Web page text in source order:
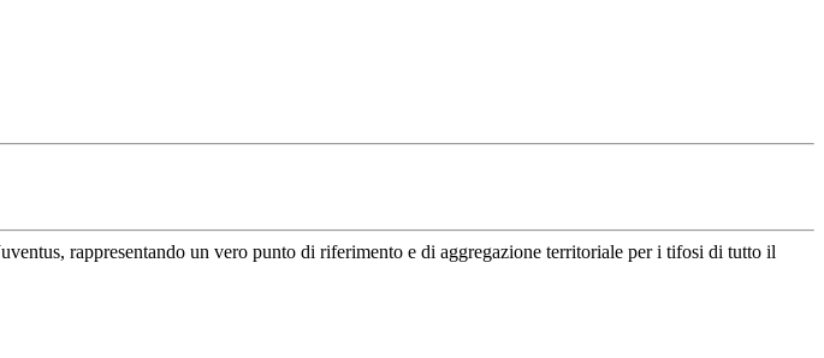
rappresentando un vero punto di riferimento e di aggregazione territoriale per i tifosi di tutto il